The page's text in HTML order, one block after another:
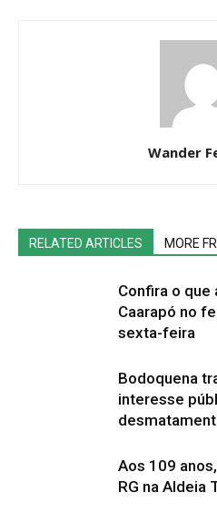
Wander
RELATED ARTICLES MORE
Confira o que
Caarapó no
sexta-feira
Bodoquena
interesse
Aos 109
RG na Aldeia